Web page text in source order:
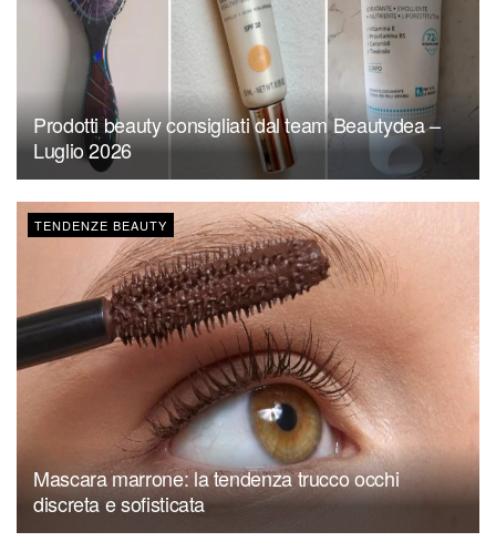
Prodotti beauty consigliati dal team Beautydea –
Luglio 2026
TENDENZE BEAUTY
Mascara marrone: la tendenza trucco occhi
discreta e sofisticata